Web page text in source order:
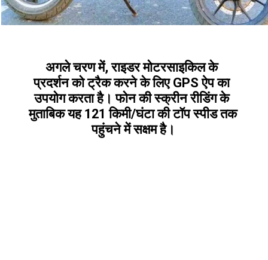
अगले चरण में, राइडर मोटरसाइकिल के
प्रदर्शन को ट्रैक करने के लिए GPS ऐप का
उपयोग करता है। फोन की स्क्रीन रीडिंग के
मुताबिक यह 121 किमी/घंटा की टॉप स्पीड तक
पहुंचने में सक्षम है।